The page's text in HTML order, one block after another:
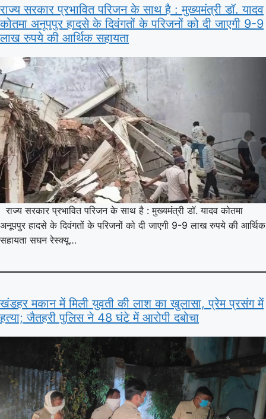
राज्य सरकार प्रभावित परिजन के साथ है : मुख्यमंत्री डॉ. यादव
कोतमा अनूपपुर हादसे के दिवंगतों के परिजनों को दी जाएगी 9-9
लाख रुपये की आर्थिक सहायता
राज्य सरकार प्रभावित परिजन के साथ है : मुख्यमंत्री डॉ. यादव कोतमा
अनूपपुर हादसे के दिवंगतों के परिजनों को दी जाएगी 9-9 लाख रुपये की आर्थिक
सहायता सघन रेस्क्यू…
खंडहर मकान में मिली युवती की लाश का खुलासा, प्रेम प्रसंग में
हत्या; जैतहरी पुलिस ने 48 घंटे में आरोपी दबोचा